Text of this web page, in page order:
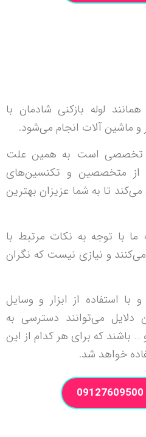
لوله بازکنی شادمان با
و ماشین آلات انجام می‌شود.
تخصصی است به همین علت
از متخصصین و تکنسین‌های
تا به شما عزیزان بهترین
با توجه به نکات مرتبط با
و نیازی نیست که نگران
با استفاده از ابزار و وسایل
دلایل می‌توانند دسترسی به
باشند که برای هر کدام از این
خواهد شد.